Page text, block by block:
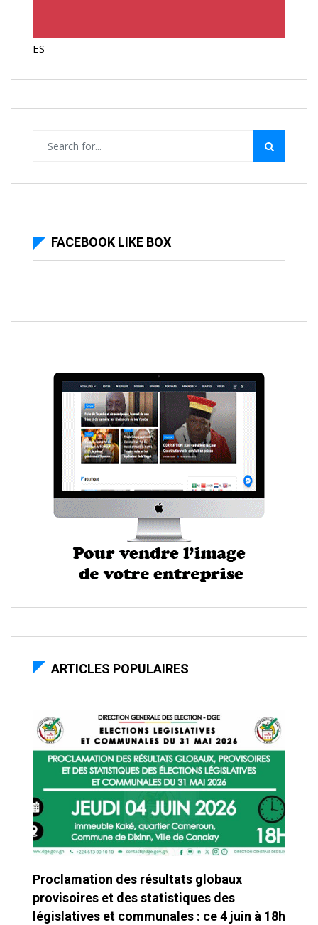
ES
FACEBOOK LIKE BOX
ARTICLES POPULAIRES
Proclamation des résultats globaux
provisoires et des statistiques des
législatives et communales : ce 4 juin à 18h